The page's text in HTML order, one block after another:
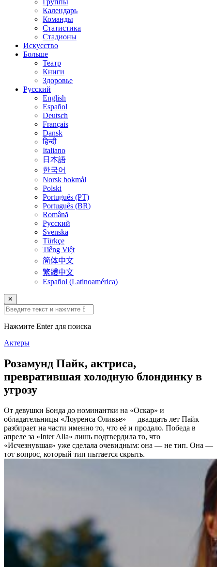
Группы
Календарь
Команды
Статистика
Стадионы
Искусство
Больше
Театр
Книги
Здоровье
Русский
English
Español
Deutsch
Français
Dansk
हिन्दी
Italiano
日本語
한국어
Norsk bokmål
Polski
Português (PT)
Português (BR)
Română
Русский
Svenska
Türkçe
Tiếng Việt
简体中文
繁體中文
Español (Latinoamérica)
✕
Нажмите Enter для поиска
Актеры
Розамунд Пайк, актриса,
превратившая холодную блондинку в
угрозу
От девушки Бонда до номинантки на «Оскар» и
обладательницы «Лоуренса Оливье» — двадцать лет Пайк
разбирает на части именно то, что её и продало. Победа в
апреле за «Inter Alia» лишь подтвердила то, что
«Исчезнувшая» уже сделала очевидным: она — не тип. Она —
тот вопрос, который тип пытается скрыть.